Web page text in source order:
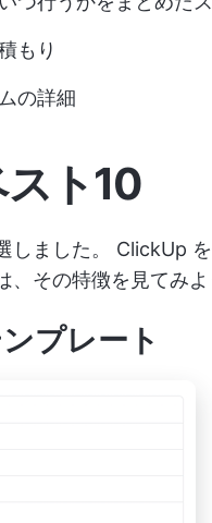
もり
の詳細
ト10
しました。 ClickUp
、その特徴を見てみよ
プレート